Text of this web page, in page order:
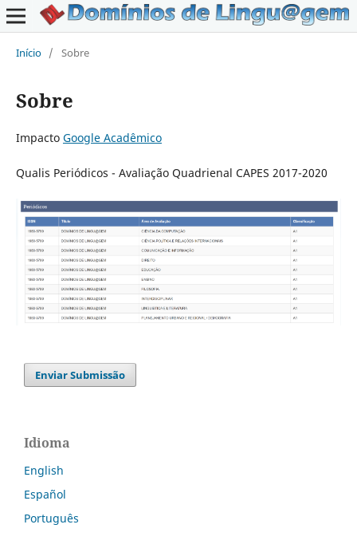
Início / Sobre
Sobre
Impacto Google Acadêmico
Qualis Periódicos - Avaliação Quadrienal CAPES 2017-2020
Enviar Submissão
Idioma
English
Español
Português